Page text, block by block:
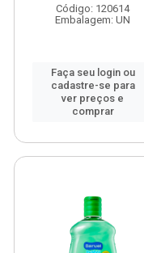
Código: 120614
Embalagem: UN
Faça seu login ou
cadastre-se para
ver preços e
comprar